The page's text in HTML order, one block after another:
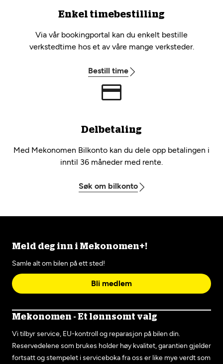
Enkel timebestilling
Via vår bookingportal kan du enkelt bestille
verkstedtime hos et av våre mange verksteder.
Bestill time
Delbetaling
Med Mekonomen Bilkonto kan du dele opp betalingen i
inntil 36 måneder med rente.
Søk om bilkonto
Meld deg inn i Mekonomen+!
Samle alt om bilen på ett sted!
Bli medlem
Mekonomen - Et lønnsomt valg
Vi tilbyr service, EU-kontroll og reparasjon på bilen din.
Reservedelene som brukes holder høy kvalitet, garantien gjelder
fortsatt og stempelet i serviceboka fra oss er like mye verdt som